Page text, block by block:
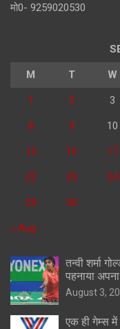
मो0- 9259020530
M T W
1 2 3
8 9 10
15 16 17
22 23 24
29 30
« Aug
तन्वी शर्मा
पहनाया
August 3,
एक ही गेम्स